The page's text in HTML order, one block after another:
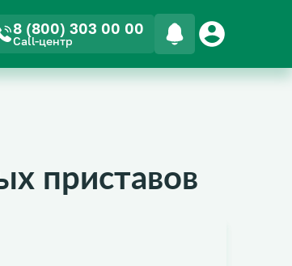
8 (800) 303 00 00
Call-центр
приставов